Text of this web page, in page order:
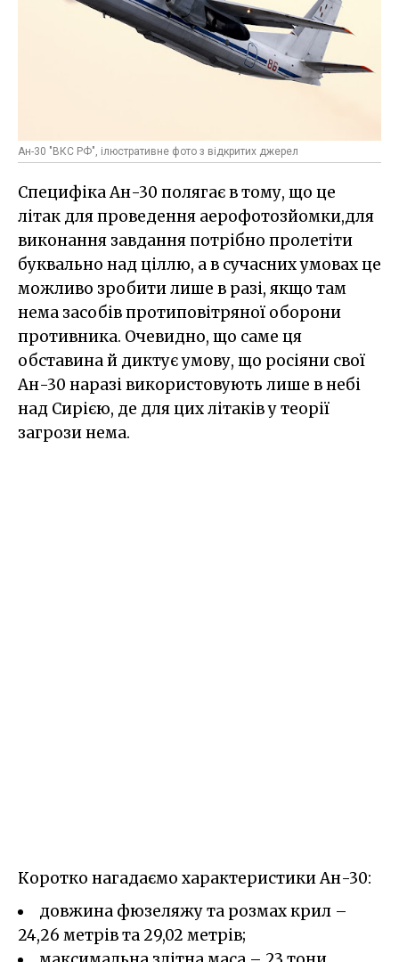
Ан-30 "ВКС РФ", ілюстративне фото з відкритих джерел
Специфіка Ан-30 полягає в тому, що це
літак для проведення аерофотозйомки,для
виконання завдання потрібно пролетіти
буквально над ціллю, а в сучасних умовах це
можливо зробити лише в разі, якщо там
нема засобів протиповітряної оборони
противника. Очевидно, що саме ця
обставина й диктує умову, що росіяни свої
Ан-30 наразі використовують лише в небі
над Сирією, де для цих літаків у теорії
загрози нема.
Коротко нагадаємо характеристики Ан-30:
довжина фюзеляжу та розмах крил –
24,26 метрів та 29,02 метрів;